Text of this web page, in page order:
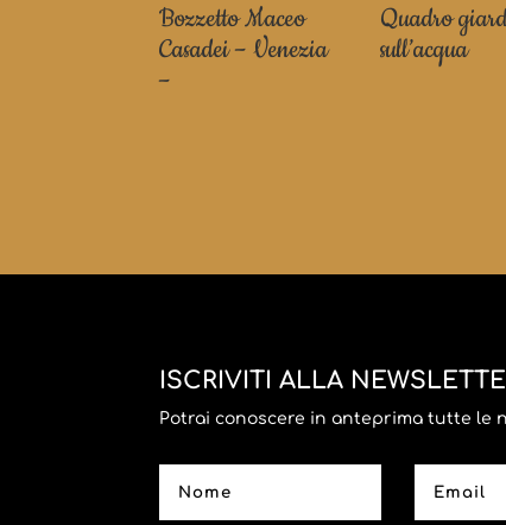
Bozzetto Maceo
Casadei – Venezia
–
Quadro
sull’acqua
ISCRIVITI ALLA
Potrai conoscere in anteprima tutte le